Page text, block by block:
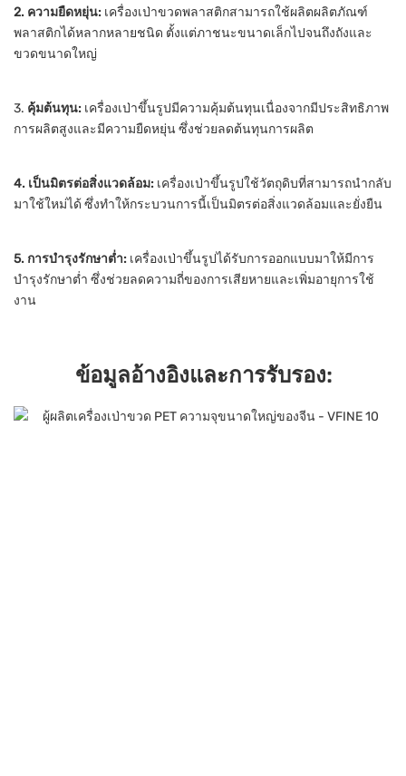
2. ความยืดหยุ่น: เครื่องเป่าขวดพลาสติกสามารถใช้ผลิตผลิตภัณฑ์
พลาสติกได้หลากหลายชนิด ตั้งแต่ภาชนะขนาดเล็กไปจนถึงถังและ
ขวดขนาดใหญ่
3. คุ้มต้นทุน: เครื่องเป่าขึ้นรูปมีความคุ้มต้นทุนเนื่องจากมีประสิทธิภาพ
การผลิตสูงและมีความยืดหยุ่น ซึ่งช่วยลดต้นทุนการผลิต
4. เป็นมิตรต่อสิ่งแวดล้อม: เครื่องเป่าขึ้นรูปใช้วัตถุดิบที่สามารถนำกลับ
มาใช้ใหม่ได้ ซึ่งทำให้กระบวนการนี้เป็นมิตรต่อสิ่งแวดล้อมและยั่งยืน
5. การบำรุงรักษาต่ำ: เครื่องเป่าขึ้นรูปได้รับการออกแบบมาให้มีการ
บำรุงรักษาต่ำ ซึ่งช่วยลดความถี่ของการเสียหายและเพิ่มอายุการใช้
งาน
ข้อมูลอ้างอิงและการรับรอง: